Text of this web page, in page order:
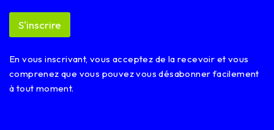
m
i
E
m
a
S'inscrire
En vous inscrivant, vous acceptez de la recevoir et vous
comprenez que vous pouvez vous désabonner facilement
à tout moment.